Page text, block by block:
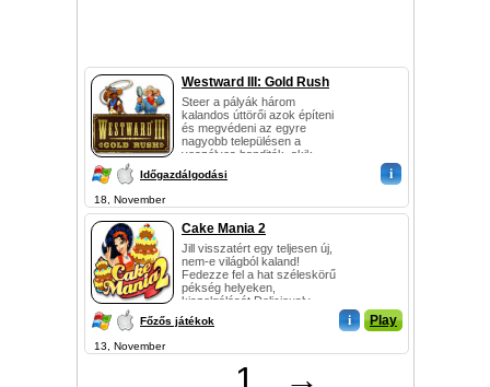
Westward III: Gold Rush
Steer a pályák három
kalandos úttörői azok építeni
és megvédeni az egyre
nagyobb településen a
veszélyes banditák, akik
elhatározták, hogy csalna...
Időgazdálgodási i
18, November
Cake Mania 2
Jill visszatért egy teljesen új,
nem-e világból kaland!
Fedezze fel a hat széleskörű
pékség helyeken,
kiszolgálását Deliciously
eredeti alkotásai...
Főzős játékok i Play
13, November